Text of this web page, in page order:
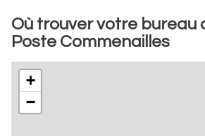
Où trouver votre bureau
Poste Commenailles
+
−